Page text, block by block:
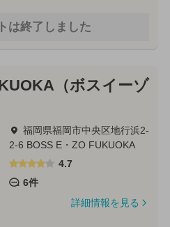
は終了しました
（ボスイーゾ
福岡県福岡市中央区地行浜2-
2-6 BOSS E・ZO FUKUOKA
4.7
6件
詳細情報を見る